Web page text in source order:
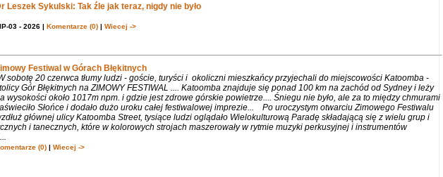
Leszek Sykulski: Tak źle jak teraz, nigdy nie było
03 - 2026 | Komentarze (0)| Wiecej ->
Festiwal w Górach Błękitnych
sobotę 20 czerwca tłumy ludzi - goście, turyści i okoliczni mieszkańcy przyjechali do miejscowości Katoomba -
Gór Błękitnych na ZIMOWY FESTIWAL .... Katoomba znajduje się ponad 100 km na zachód od Sydney i leży
wysokości około 1017m npm. i gdzie jest zdrowe górskie powietrze.... Śniegu nie było, ale za to między chmurami
Słońce i dodało dużo uroku całej festiwalowej imprezie... Po uroczystym otwarciu Zimowego Festiwalu
głównej ulicy Katoomba Street, tysiące ludzi oglądało Wielokulturową Paradę składającą się z wielu grup i
i tanecznych, które w kolorowych strojach maszerowały w rytmie muzyki perkusyjnej i instrumentów
(0)| Wiecej ->